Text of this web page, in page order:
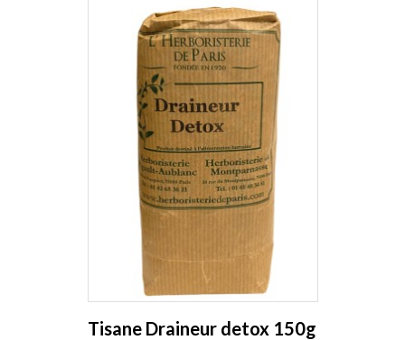
Tisane Draineur detox 150g